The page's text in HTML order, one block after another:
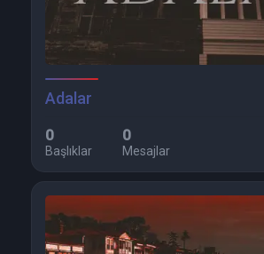
Adalar
0
Başlıklar
0
Mesajlar